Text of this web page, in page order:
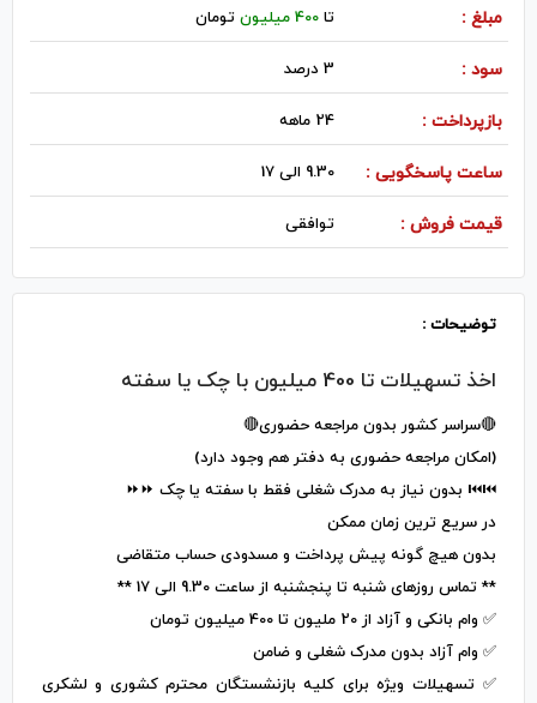
مبلغ : تا400 میلیون تومان
سود : 3 درصد
بازپرداخت : 24 ماهه
ساعت پاسخگویی : 9.30 الی 17
قیمت فروش : توافقی
توضیحات :
اخذ تسهیلات تا 400 میلیون با چک یا سفته
🔴سراسر کشور بدون مراجعه حضوری🔴
(امکان مراجعه حضوری به دفتر هم وجود دارد)
⏮⏮ بدون نیاز به مدرک شغلی فقط با سفته یا چک ⏩⏩
در سریع ترین زمان ممکن
بدون هیچ گونه پیش پرداخت و مسدودی حساب متقاضی
** تماس روزهای شنبه تا پنجشنبه از ساعت 9.30 الی 17 **
✅ وام بانکی و آزاد از 20 ملیون تا 400 میلیون تومان
✅ وام آزاد بدون مدرک شغلی و ضامن
✅ تسهیلات ویژه برای کلیه بازنشستگان محترم کشوری و لشکری